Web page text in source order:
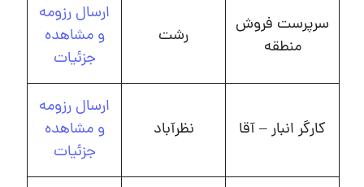
سرپرست فروش
منطقه
رشت
ارسال رزومه
و مشاهده
جزئیات
کارگر انبار – آقا نظرآباد
ارسال رزومه
و مشاهده
جزئیات